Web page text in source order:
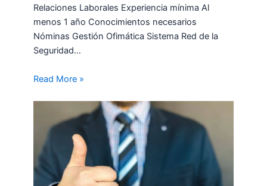
Relaciones Laborales Experiencia mínima Al
menos 1 año Conocimientos necesarios
Nóminas Gestión Ofimática Sistema Red de la
Seguridad…
Read More »